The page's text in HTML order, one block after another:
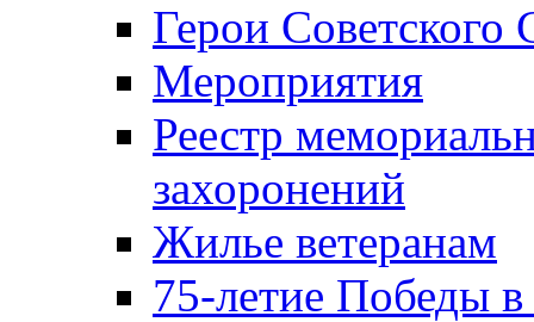
Герои Советского
Мероприятия
Реестр
захоронений
Жилье ветеранам
75-летие Победы